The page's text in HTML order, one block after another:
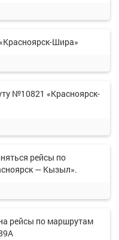
Шира»
№10821 «Красноярск-
рейсы по
— Кызыл».
рейсы по маршрутам